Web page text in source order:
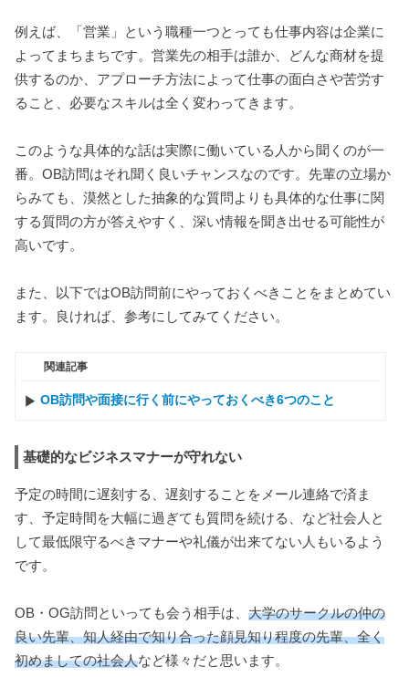
例えば、「営業」という職種一つとっても仕事内容は企業に
よってまちまちです。営業先の相手は誰か、どんな商材を提
供するのか、アプローチ方法によって仕事の面白さや苦労す
ること、必要なスキルは全く変わってきます。
このような具体的な話は実際に働いている人から聞くのが一
番。OB訪問はそれ聞く良いチャンスなのです。先輩の立場か
らみても、漠然とした抽象的な質問よりも具体的な仕事に関
する質問の方が答えやすく、深い情報を聞き出せる可能性が
高いです。
また、以下ではOB訪問前にやっておくべきことをまとめてい
ます。良ければ、参考にしてみてください。
関連記事
OB訪問や面接に行く前にやっておくべき6つのこと
基礎的なビジネスマナーが守れない
予定の時間に遅刻する、遅刻することをメール連絡で済ま
す、予定時間を大幅に過ぎても質問を続ける、など社会人と
して最低限守るべきマナーや礼儀が出来てない人もいるよう
です。
OB・OG訪問といっても会う相手は、大学のサークルの仲の
良い先輩、知人経由で知り合った顔見知り程度の先輩、全く
初めましての社会人など様々だと思います。